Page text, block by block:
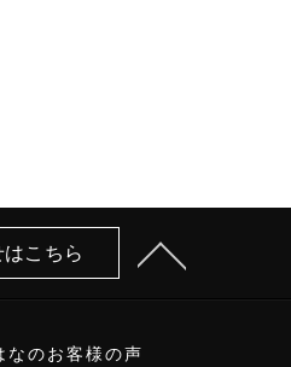
こちら
なのお客様の声